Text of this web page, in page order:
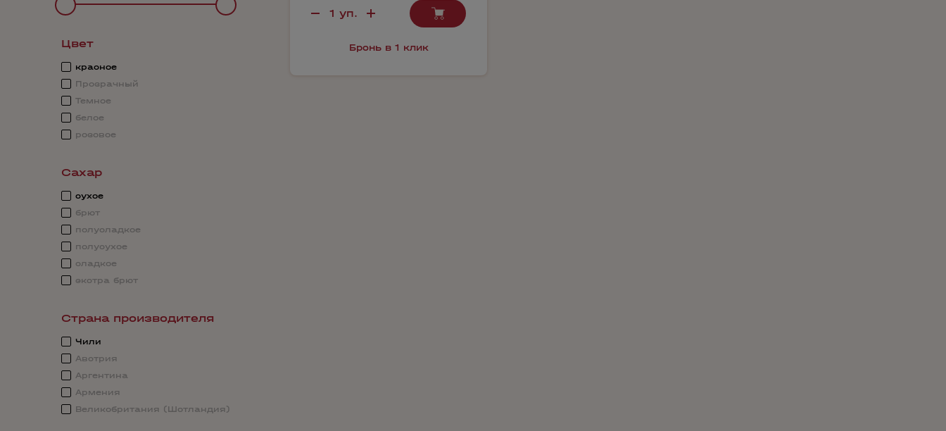
Цвет
красное
Прозрачный
Темное
белое
розовое
Сахар
сухое
брют
полусладкое
полусухое
сладкое
экстра брют
Страна производителя
Чили
Австрия
Аргентина
Армения
Великобритания (Шотландия)
Бронь в 1 клик